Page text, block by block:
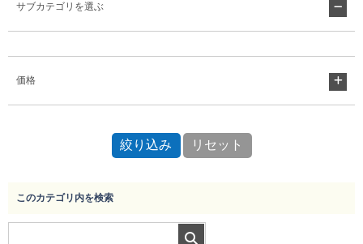
サブカテゴリを選ぶ
価格
このカテゴリ内を検索